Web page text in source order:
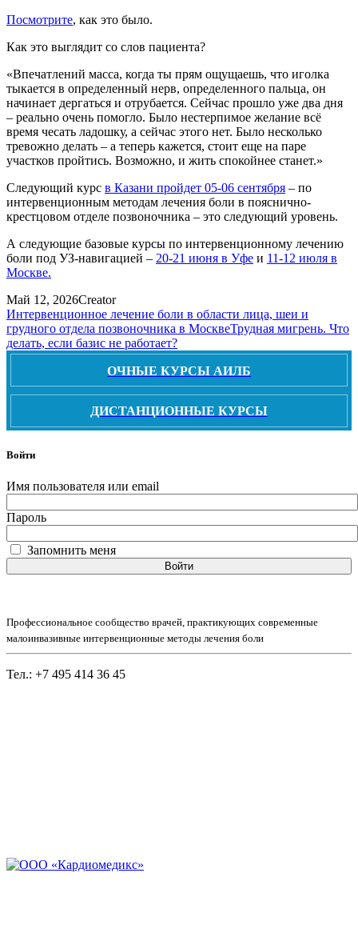
Посмотрите, как это было.
Как это выглядит со слов пациента?
«Впечатлений масса, когда ты прям ощущаешь, что иголка
тыкается в определенный нерв, определенного пальца, он
начинает дергаться и отрубается. Сейчас прошло уже два дня
– реально очень помогло. Было нестерпимое желание всё
время чесать ладошку, а сейчас этого нет. Было несколько
тревожно делать – а теперь кажется, стоит еще на паре
участков пройтись. Возможно, и жить спокойнее станет.»
Следующий курс в Казани пройдет 05-06 сентября – по
интервенционным методам лечения боли в пояснично-
крестцовом отделе позвоночника – это следующий уровень.
А следующие базовые курсы по интервенционному лечению
боли под УЗ-навигацией – 20-21 июня в Уфе и 11-12 июля в
Москве.
Май 12, 2026Creator
Интервенционное лечение боли в области лица, шеи и
грудного отдела позвоночника в МосквеТрудная мигрень. Что
делать, если базис не работает?
ОЧНЫЕ КУРСЫ АИЛБ
ДИСТАНЦИОННЫЕ КУРСЫ
Войти
Имя пользователя или email
Пароль
Запомнить меня
Войти
Профессиональное сообщество врачей, практикующих современные
малоинвазивные интервенционные методы лечения боли
Тел.: +7 495 414 36 45